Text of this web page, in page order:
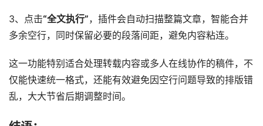
3、点击“全文执行”，插件会自动扫描整篇文章，智能合并
多余空行，同时保留必要的段落间距，避免内容粘连。
这一功能特别适合处理转载内容或多人在线协作的稿件，不
仅能快速统一格式，还能有效避免因空行问题导致的排版错
乱，大大节省后期调整时间。